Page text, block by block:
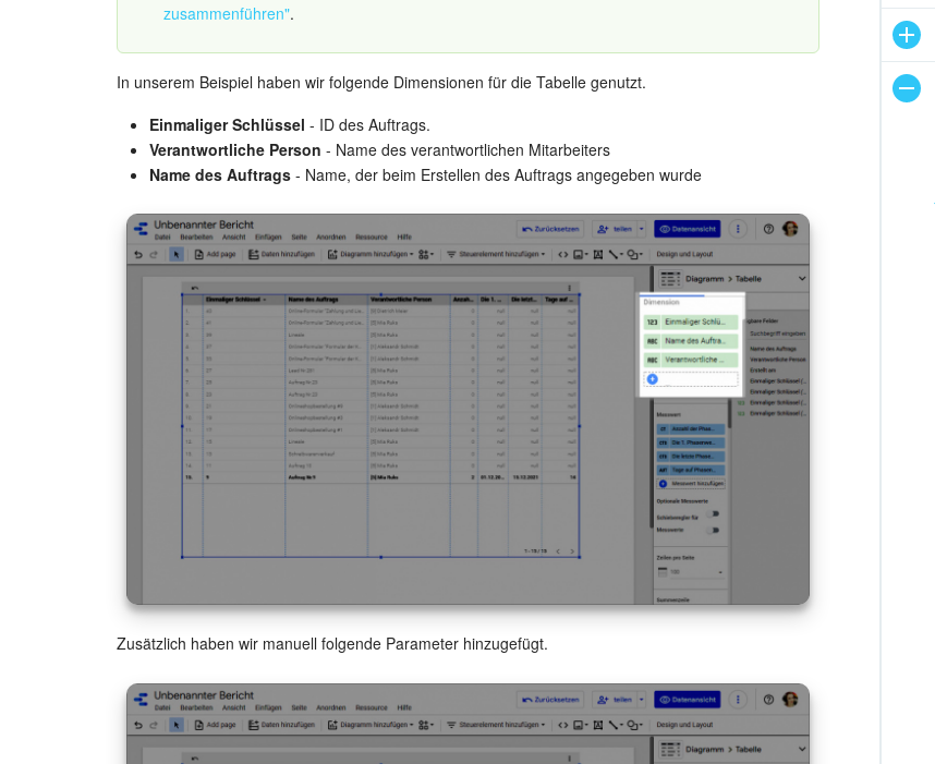
zusammenführen".
In unserem Beispiel haben wir folgende Dimensionen für die Tabelle genutzt.
Einmaliger Schlüssel - ID des Auftrags.
Verantwortliche Person - Name des verantwortlichen Mitarbeiters
Name des Auftrags - Name, der beim Erstellen des Auftrags angegeben wurde
Zusätzlich haben wir manuell folgende Parameter hinzugefügt.